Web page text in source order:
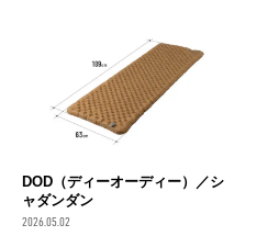
DOD（ディーオーディー）／シ
ャダンダン
2026.05.02